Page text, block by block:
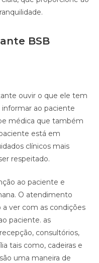
BSB
ouvir o que ele tem
informar ao paciente
médica que também
está em
clínicos mais
respeitado.
ao paciente e
O atendimento
ver com as condições
paciente. as
consultórios,
tais como, cadeiras e
uma maneira de